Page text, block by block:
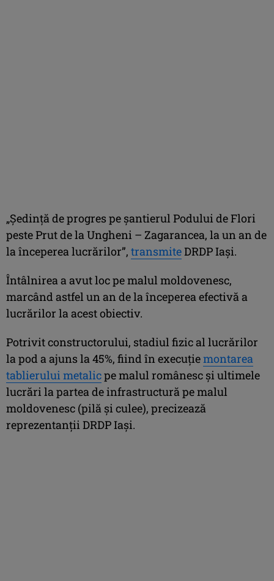
„Ședință de progres pe șantierul Podului de Flori
peste Prut de la Ungheni – Zagarancea, la un an de
la începerea lucrărilor”, transmiteDRDP Iași.
Întâlnirea a avut loc pe malul moldovenesc,
marcând astfel un an de la începerea efectivă a
lucrărilor la acest obiectiv.
Potrivit constructorului, stadiul fizic al lucrărilor
la pod a ajuns la 45%, fiind în execuțiemontarea
tablierului metalicpe malul românesc și ultimele
lucrări la partea de infrastructură pe malul
moldovenesc (pilă și culee), precizează
reprezentanții DRDP Iași.